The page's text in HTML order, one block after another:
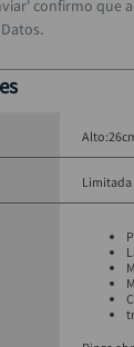
confirmo que